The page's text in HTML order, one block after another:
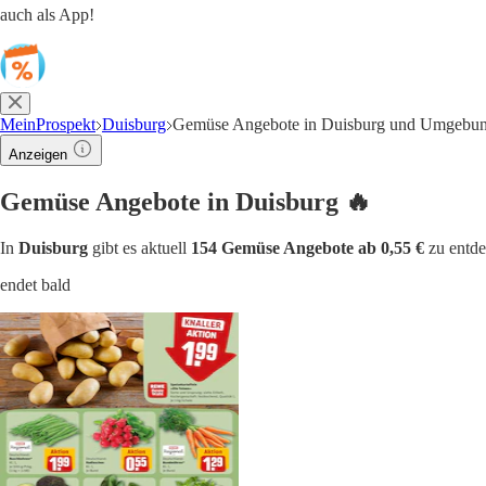
auch als App!
MeinProspekt Duisburg Gemüse Angebote in Duisburg und
Anzeigen
Gemüse Angebote in Duisburg 🔥
In Duisburg gibt es aktuell 154 Gemüse Angebote ab 0,55 € zu
endet bald